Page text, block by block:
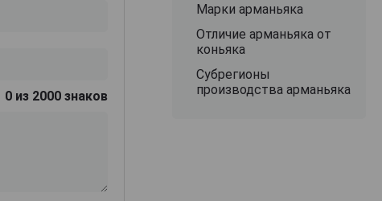
0 из 2000 знаков
Марки арманьяка
Отличие арманьяка от
коньяка
Субрегионы
производства арманьяка